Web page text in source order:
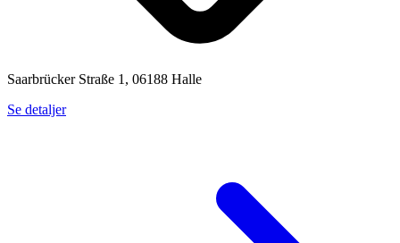
Saarbrücker Straße 1, 06188 Halle
Se detaljer